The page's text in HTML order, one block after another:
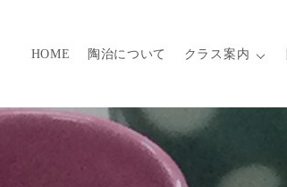
HOME 陶治について クラス案内